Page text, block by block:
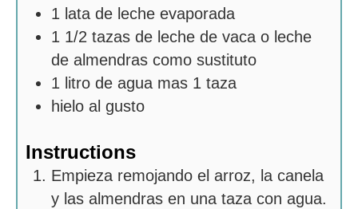
1 lata de leche evaporada
1 1/2 tazas de leche de vaca o leche
de almendras como sustituto
1 litro de agua mas 1 taza
hielo al gusto
Instructions
Empieza remojando el arroz, la canela
y las almendras en una taza con agua.